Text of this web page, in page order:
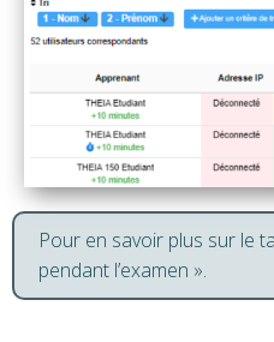
Pour en savoir plus sur le
pendant l’examen ».